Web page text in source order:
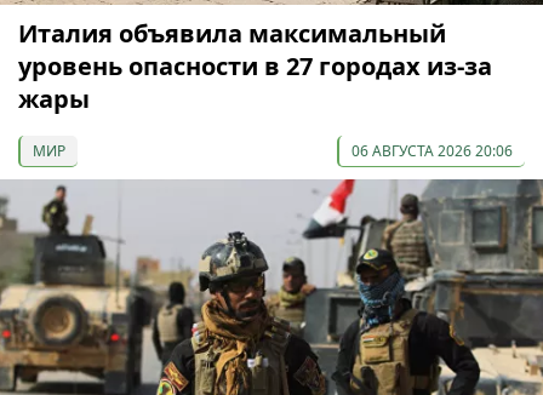
Италия объявила максимальный
уровень опасности в 27 городах из-за
жары
МИР 06 АВГУСТА 2026 20:06